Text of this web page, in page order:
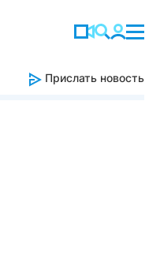
Прислать новость